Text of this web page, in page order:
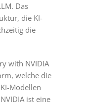
Das
die KI-
die
with NVIDIA
welche die
Modellen
ist eine